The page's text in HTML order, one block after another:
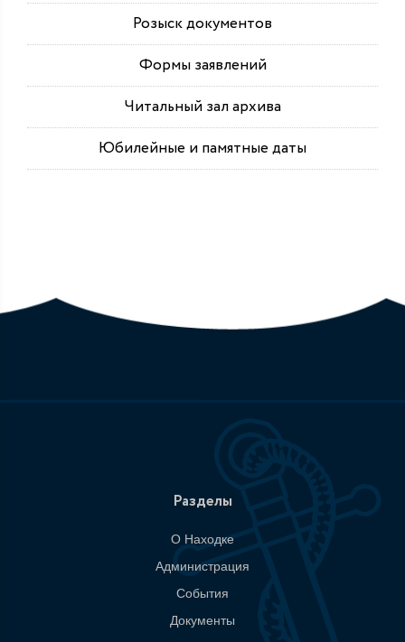
Розыск документов
Формы заявлений
Читальный зал архива
Юбилейные и памятные даты
Разделы
О Находке
Администрация
События
Документы